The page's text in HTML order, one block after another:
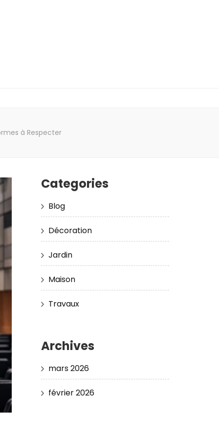
à Respecter
Categories
Blog
Décoration
Jardin
Maison
Travaux
Archives
mars 2026
février 2026